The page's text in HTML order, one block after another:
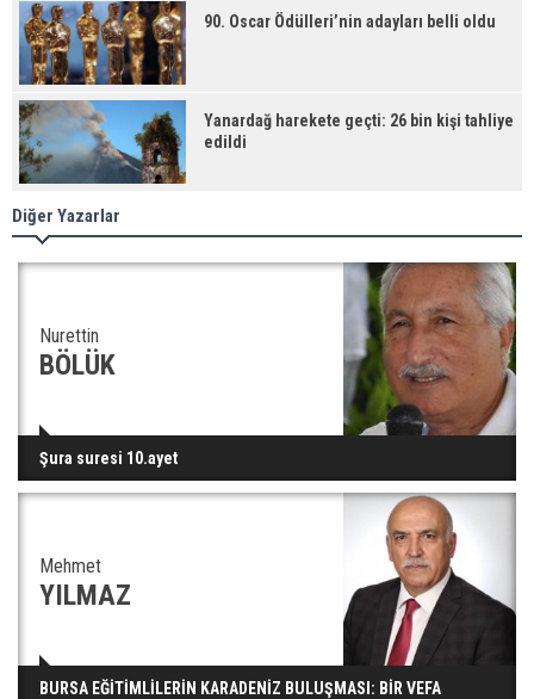
90. Oscar Ödülleri’nin adayları belli oldu
Yanardağ harekete geçti: 26 bin kişi tahliye
edildi
Diğer Yazarlar
Nurettin
BÖLÜK
Şura suresi 10.ayet
Mehmet
YILMAZ
BURSA EĞİTİMLİLERİN KARADENİZ BULUŞMASI: BİR VEFA